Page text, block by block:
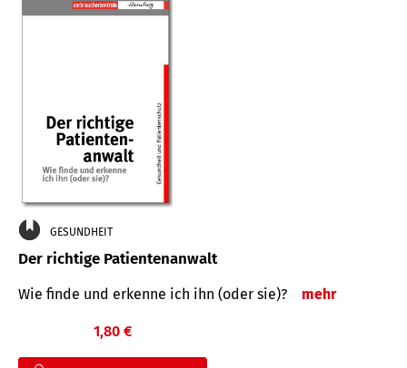
GESUNDHEIT
Der richtige Patientenanwalt
Wie finde und erkenne ich ihn (oder sie)? mehr
1,80 €